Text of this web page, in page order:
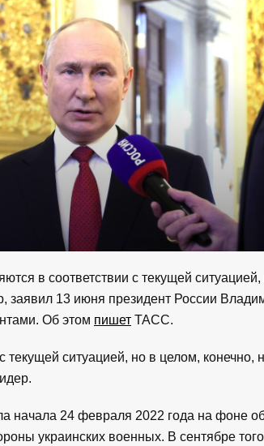
в соответствии с текущей
заявил 13 июня президент России
Об этом пишет ТАСС.
текущей ситуацией, но в целом, конечно,
начала 24 февраля 2022 года на фоне
украинских военных. В сентябре